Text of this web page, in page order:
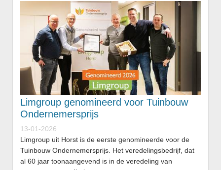
Limgroup genomineerd voor Tuinbouw
Ondernemersprijs
13-01-2026
Limgroup uit Horst is de eerste genomineerde voor de
Tuinbouw Ondernemersprijs. Het veredelingsbedrijf, dat
al 60 jaar toonaangevend is in de veredeling van